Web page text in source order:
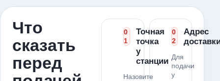
Что
сказать
перед
0
1
Точная
точка
у
станции
Назовите
0
2
Адрес
Для
подачи
у